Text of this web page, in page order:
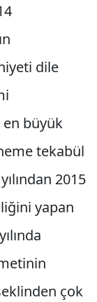
dile
büyük
tekabül
2015
yapan
çok